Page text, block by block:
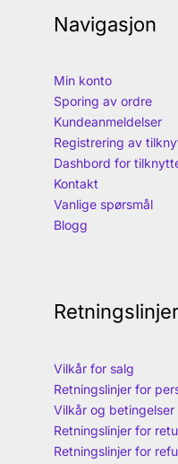
Navigasjon
Min konto
Sporing av ordre
Kundeanmeldelser
Registrering av
Dashbord for
Kontakt
Vanlige spørsmål
Blogg
Retningslinjer
Vilkår for salg
Retningslinjer for
Vilkår og
Retningslinjer for
Retningslinjer for